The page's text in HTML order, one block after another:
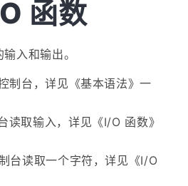
函数
入和输出。
制台，详见《基本语法》一
读取输入，详见《I/O 函数》
台读取一个字符，详见《I/O